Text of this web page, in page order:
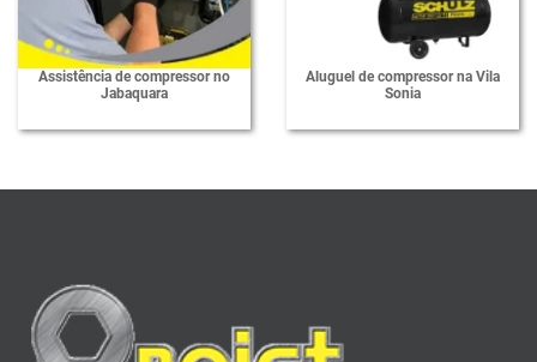
Assistência de compressor no
Jabaquara
Aluguel de compressor na Vila
Sonia